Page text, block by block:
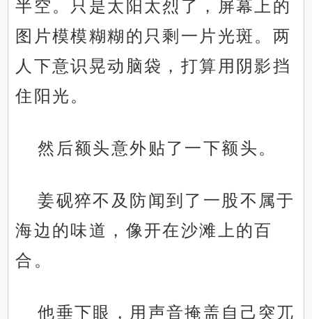
半空。只是太阳太烈了，屏幕上的
图片模模糊糊的只剩一片光斑。两
人下意识晃动脑袋，打算用阴影挡
住阳光。
然后额头意外贴了一下额头。
姜砚猝不及防闻到了一股不属于
海边的味道，像开在沙滩上的百
合。
他垂下眼，用声音掩盖自己突兀